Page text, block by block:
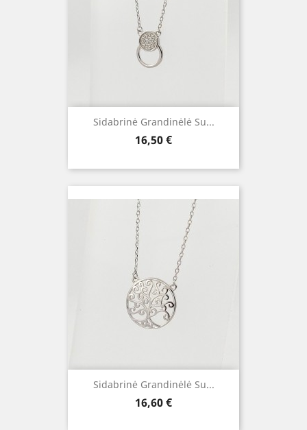
Sidabrinė Grandinėlė Su...
Kaina
16,50 €
Sidabrinė Grandinėlė Su...
Kaina
16,60 €